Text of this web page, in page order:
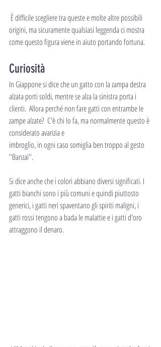
origini, ma sicuramente qualsiasi leggenda ci mostra
come questo figura viene in aiuto portando fortuna.
Curiosità
In Giappone si dice che un gatto con la zampa destra
alzata porti soldi, mentre se alza la sinistra porta i
clienti.  Allora perché non fare gatti con entrambe le
zampe alzate?  C'è chi lo fa, ma normalmente questo è
considerato avarizia e
imbroglio, in ogni caso somiglia ben troppo al gesto
''Banzai''.
Si dice anche che i colori abbiano diversi significati. I
gatti bianchi sono i più comuni e quindi piuttosto
generici, i gatti neri spaventano gli spiriti maligni, i
gatti rossi tengono a bada le malattie e i gatti d'oro
attraggono il denaro.